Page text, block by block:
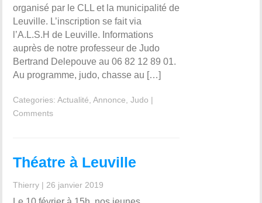
organisé par le CLL et la municipalité de
Leuville. L’inscription se fait via
l’A.L.S.H de Leuville. Informations
auprès de notre professeur de Judo
Bertrand Delepouve au 06 82 12 89 01.
Au programme, judo, chasse au […]
Categories:Actualité ,Annonce ,Judo |
Comments
Théatre à Leuville
Thierry | 26 janvier 2019